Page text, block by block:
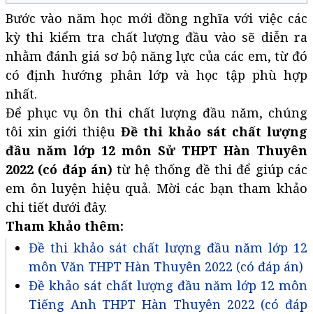
Bước vào năm học mới đồng nghĩa với việc các
kỳ thi kiểm tra chất lượng đầu vào sẽ diễn ra
nhằm đánh giá sơ bộ năng lực của các em, từ đó
có định hướng phân lớp và học tập phù hợp
nhất.
Để phục vụ ôn thi chất lượng đầu năm, chúng
tôi xin giới thiệu Đề thi khảo sát chất lượng
đầu năm lớp 12 môn Sử THPT Hàn Thuyên
2022 (có đáp án)từ hệ thống đề thi để giúp các
em ôn luyện hiệu quả. Mời các bạn tham khảo
chi tiết dưới đây.
Tham khảo thêm:
Đề thi khảo sát chất lượng đầu năm lớp 12
môn Văn THPT Hàn Thuyên 2022 (có đáp án)
Đề khảo sát chất lượng đầu năm lớp 12 môn
Tiếng Anh THPT Hàn Thuyên 2022 (có đáp